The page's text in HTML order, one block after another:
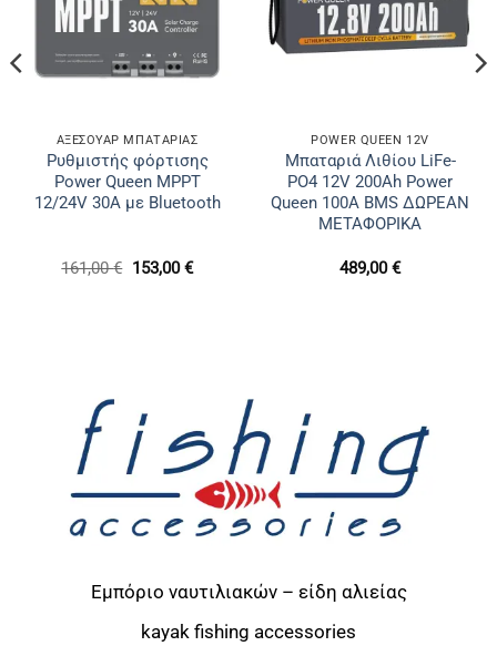
ΑΞΕΣΟΥΑΡ ΜΠΑΤΑΡΙΑΣ
Ρυθμιστής φόρτισης
Power Queen MPPT
12/24V 30A με Bluetooth
161,00€ Original
price
153,00€Η
POWER QUEEN 12V
Μπαταριά Λιθίου LiFe-
PO4 12V 200Ah Power
Queen 100A BMS ΔΩΡΕΑΝ
ΜΕΤΑΦΟΡΙΚΑ
489,00€
Εμπόριο ναυτιλιακών – είδη αλιείας
kayak fishing accessories